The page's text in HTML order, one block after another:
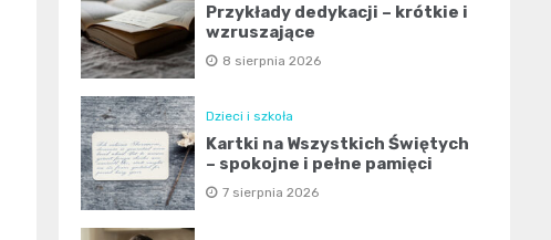
Przykłady dedykacji – krótkie i
wzruszające
8 sierpnia 2026
Dzieci i szkoła
Kartki na Wszystkich Świętych
– spokojne i pełne pamięci
7 sierpnia 2026